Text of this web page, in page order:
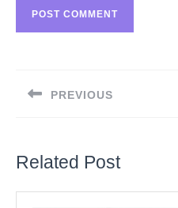
PREVIOUS
Related Post